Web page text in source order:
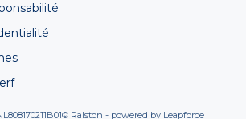
© Ralston - powered by Leapforce